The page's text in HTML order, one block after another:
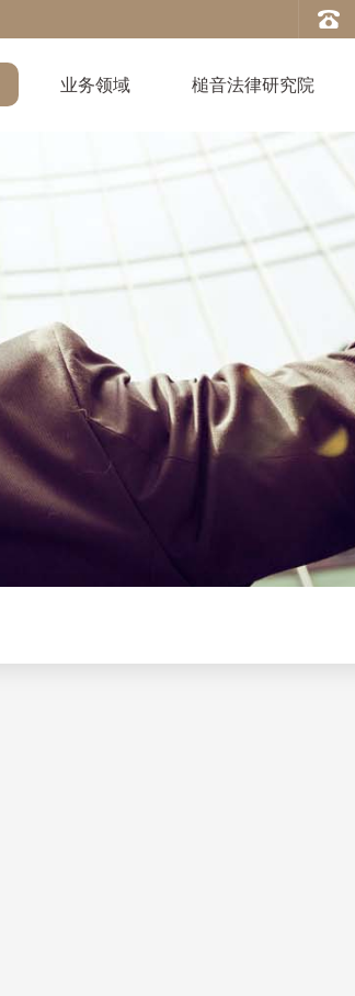
业务领域 槌音法律研究院